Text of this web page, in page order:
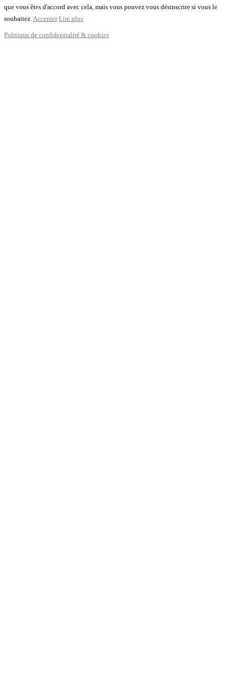
que vous êtes d'accord avec cela, mais vous pouvez vous désinscrire si vous le
souhaitez.Accepter Lire plus
Politique de confidentialité & cookies